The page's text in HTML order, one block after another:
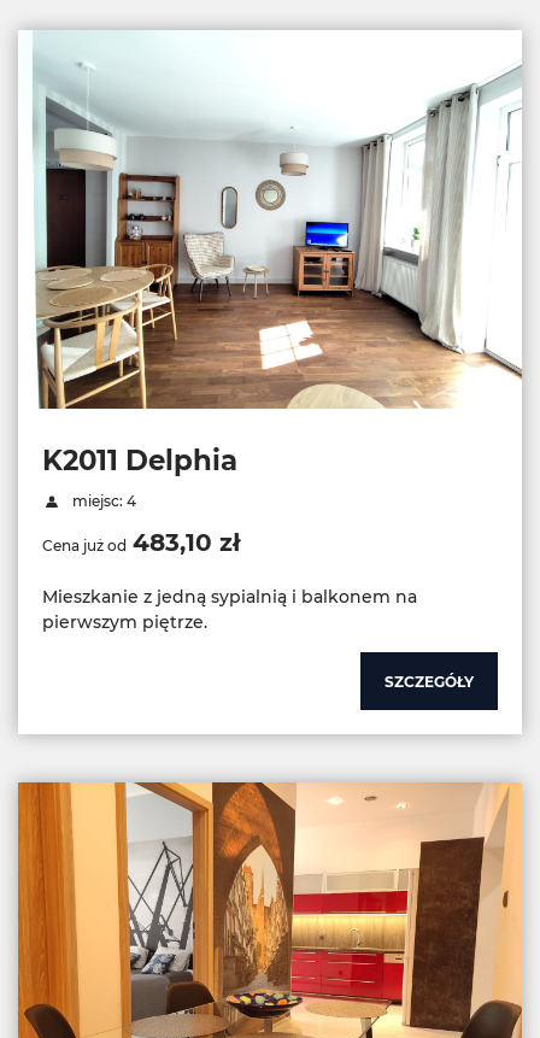
K2011 Delphia
miejsc: 4
Cena już od 483,10 zł
Mieszkanie z jedną sypialnią i balkonem na
pierwszym piętrze.
SZCZEGÓŁY